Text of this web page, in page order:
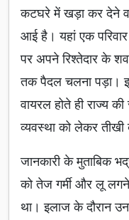
कटघरे में खड़ा कर देने
आई है। यहां एक
पर अपने रिश्तेदार के
तक पैदल चलना पड़ा।
वायरल होते ही राज्य
व्यवस्था को लेकर
जानकारी के मुताबिक
को तेज गर्मी और लू लगने
था। इलाज के दौरान